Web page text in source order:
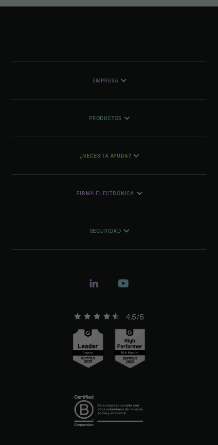
EMPRESA
PRODUCTOS
¿NECESITA AYUDA?
FIRMA ELECTRÓNICA
SEGURIDAD
4.5/5